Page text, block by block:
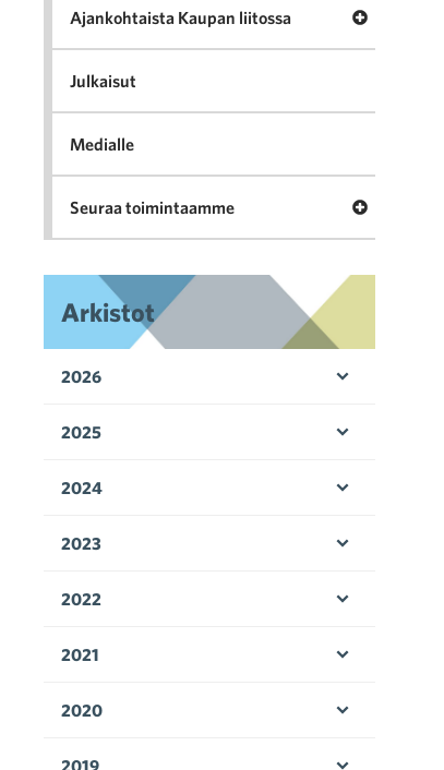
Ajankohtaista Kaupan liitossa Avaa
Julkaisut
Medialle
Seuraa toimintaamme Avaa
Arkistot
2026
2025
2024
2023
2022
2021
2020
2019